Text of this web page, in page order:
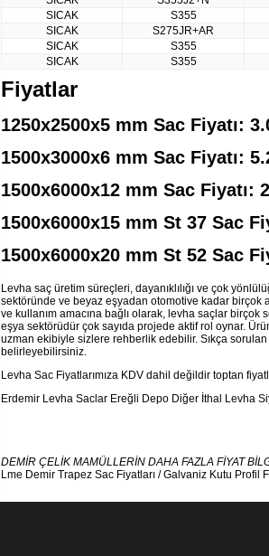
SICAK
S355
SICAK
S275JR+AR
SICAK
S355
SICAK
S355
Fiyatlar
1250x2500x5 mm Sac Fiyatı:
1500x3000x6 mm Sac Fiyatı:
1500x6000x12 mm Sac Fiyatı:
1500x6000x15 mm St 37 Sac
1500x6000x20 mm St 52 Sac
Levha saç üretim süreçleri, dayanıklılığı ve çok
sektöründe ve beyaz eşyadan otomotive kadar birçok
ve kullanım amacına bağlı olarak, levha saçlar
eşya sektörüdür çok sayıda projede aktif rol oynar.
uzman ekibiyle sizlere rehberlik edebilir. Sıkça
belirleyebilirsiniz.
Levha Sac Fiyatlarımıza KDV dahil değildir toptan
Erdemir Levha Saclar Ereğli Depo Diğer İthal Levha
DEMİR ÇELİK MAMÜLLERİN DAHA FAZLA FİYAT
Lme Demir Trapez Sac Fiyatları /Galvaniz Kutu Profil